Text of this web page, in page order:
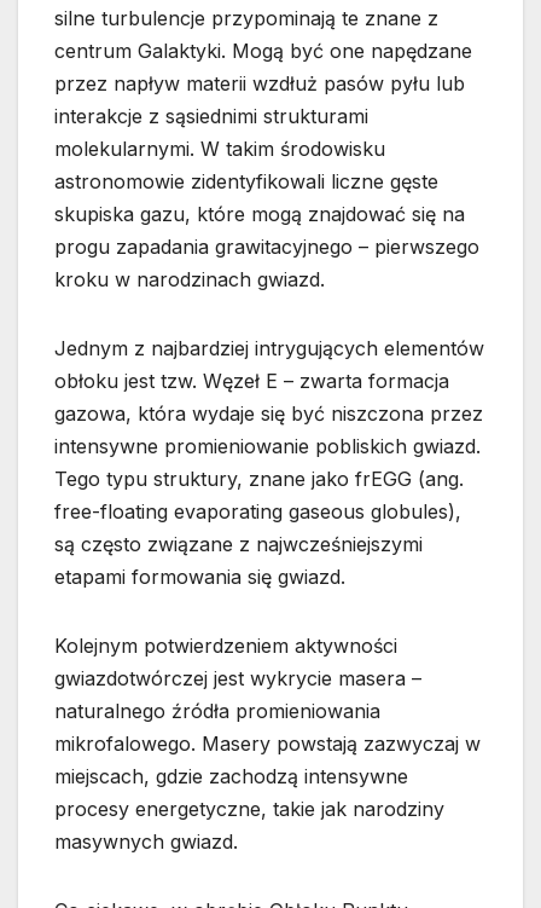
silne turbulencje przypominają te znane z
centrum Galaktyki. Mogą być one napędzane
przez napływ materii wzdłuż pasów pyłu lub
interakcje z sąsiednimi strukturami
molekularnymi. W takim środowisku
astronomowie zidentyfikowali liczne gęste
skupiska gazu, które mogą znajdować się na
progu zapadania grawitacyjnego – pierwszego
kroku w narodzinach gwiazd.
Jednym z najbardziej intrygujących elementów
obłoku jest tzw. Węzeł E – zwarta formacja
gazowa, która wydaje się być niszczona przez
intensywne promieniowanie pobliskich gwiazd.
Tego typu struktury, znane jako frEGG (ang.
free-floating evaporating gaseous globules),
są często związane z najwcześniejszymi
etapami formowania się gwiazd.
Kolejnym potwierdzeniem aktywności
gwiazdotwórczej jest wykrycie masera –
naturalnego źródła promieniowania
mikrofalowego. Masery powstają zazwyczaj w
miejscach, gdzie zachodzą intensywne
procesy energetyczne, takie jak narodziny
masywnych gwiazd.